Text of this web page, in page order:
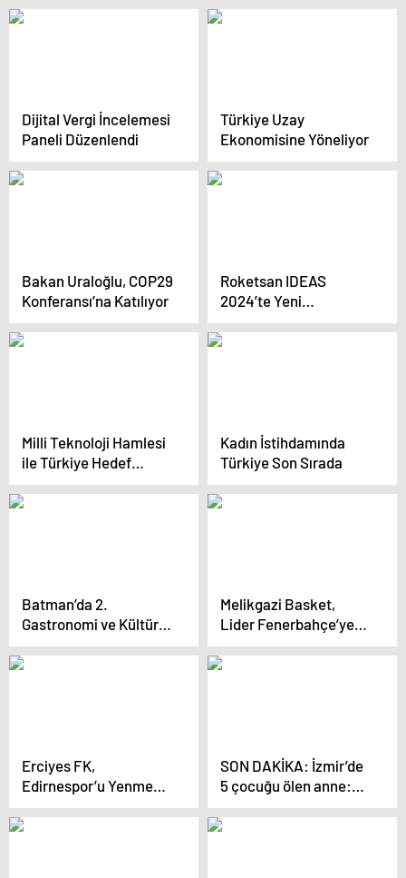
şansını play-offa
İstanbul’da Toplayacak
Dijital Vergi İncelemesi
Paneli Düzenlendi
Türkiye Uzay
Ekonomisine Yöneliyor
Bakan Uraloğlu, COP29
Konferansı’na Katılıyor
Roketsan IDEAS
2024’te Yeni
Sistemlerini Sergiliyor
Milli Teknoloji Hamlesi
ile Türkiye Hedef
Büyütüyor
Kadın İstihdamında
Türkiye Son Sırada
Batman’da 2.
Gastronomi ve Kültür
Sanat Festivali Açıldı
Melikgazi Basket,
Lider Fenerbahçe’ye
Yenildi
Erciyes FK,
Edirnespor’u Yenmek
İstiyor
SON DAKİKA: İzmir’de
5 çocuğu ölen anne:
Çocuklarım gözümün
önünden gitmiyor